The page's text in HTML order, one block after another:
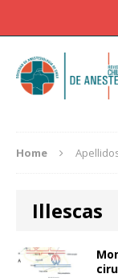
Home
Illescas